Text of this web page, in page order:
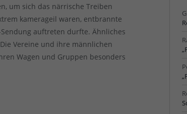
um sich das närrische Treiben
kamerageil waren, entbrannte
auftreten durfte. Ähnliches
Vereine und ihre männlichen
Wagen und Gruppen besonders